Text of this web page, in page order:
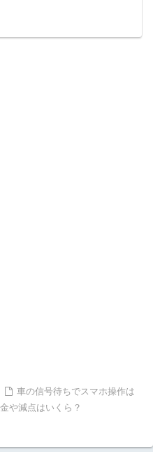
いて聞かれると答...
車の信号待ちでスマホ操作は
や減点はいくら？